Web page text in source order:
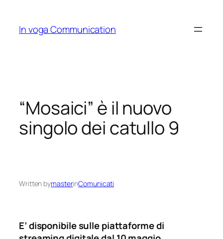
content
In voga Communication
“Mosaici” è il nuovo
singolo dei catullo 9
Written bymasterinComunicati
E’ disponibile sulle piattaforme di